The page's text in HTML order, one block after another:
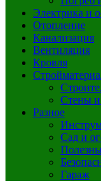
Электрика и
Отопление
Канализация
Вентиляция
Кровля
Стены и
Разное
Сад и
Гараж